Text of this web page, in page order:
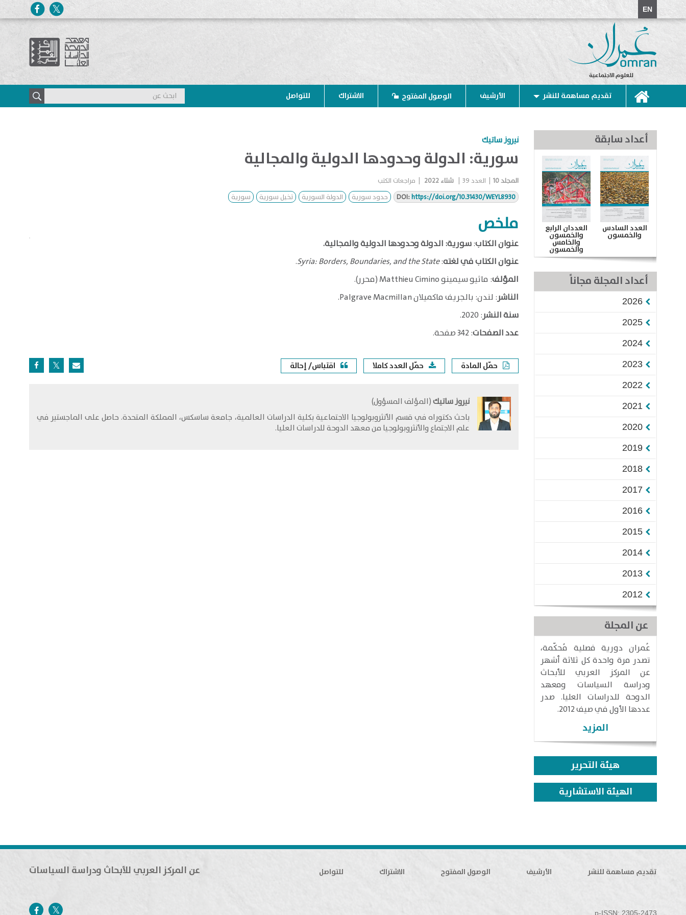
EN
للعلوم الاجتماعية
تقديم مساهمة للنشر الأرشيف الوصول المفتوح الاشتراك للتواصل
نيروز ساتيك
سورية: الدولة وحدودها الدولية والمجالية
المجلد10 العدد39 شتاء 2022
مراجعات الكتب
DOI:https://doi.org/10.31430/WEYL8930 حدود سورية الدولة السورية تخيل سورية سورية
ملخص
عنوان الكتاب:سورية: الدولة وحدودها الدولية والمجالية.
عنوان الكتاب في لغته:
Syria: Borders, Boundaries, and the State
.
المؤلف: ماثيو سيمينو Matthieu Cimino (محرر).
الناشر: لندن: بالجريف ماكميلان Palgrave Macmillan.
سنة النشر: 2020.
عدد الصفحات: 342 صفحة.
حمّل المادة حمّل العدد كاملا اقتباس/ إحالة
نيروز ساتيك(المؤلف المسؤول)
باحث دكتوراه في قسم الأنثروبولوجيا الاجتماعية بكلية الدراسات العالمية، جامعة ساسكس، المملكة المتحدة. حاصل على الماجستير في
علم الاجتماع والأنثروبولوجيا من معهد الدوحة للدراسات العليا.
أعداد سابقة
العدد السادس
والخمسون
العددان الرابع
والخمسون
والخامس
والخمسون
أعداد المجلة مجاناً
2026
2025
2024
2023
2022
2021
2020
2019
2018
2017
2016
2015
2014
2013
2012
عن المجلة
عُمران دورية فصلية مُحكّمة،
تصدر مرة واحدة كل ثلاثة أشهر
عن المركز العربي للأبحاث
ودراسة السياسات ومعهد
الدوحة للدراسات العليا. صدر
عددها الأول في صيف 2012.
المزيد
هيئة التحرير
الهيئة الاستشارية
تقديم مساهمة للنشر الأرشيف الوصول المفتوح الاشتراك للتواصل عن المركز العربي للأبحاث ودراسة السياسات
p-ISSN: 2305-2473